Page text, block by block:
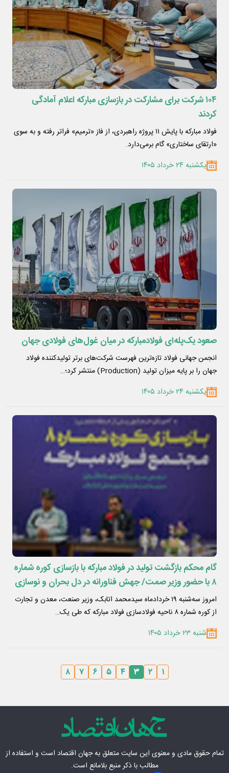
۱۰۴ شرکت برای مشارکت در بازسازی مبارکه اعلام آمادگی
کردند
فولاد مبارکه با پایش ۱۱ پروژه راهبردی، از فاز «ترمیم» فراتر رفته و به سوی
«ارتقای ساختاری» گام برمی‌دارد.
یکشنبه ۲۴ خرداد ۱۴۰۵
صعود یک‌پله‌ای فولادمبارکه در میان غول‌های فولادی جهان
انجمن جهانی فولاد تازه‌ترین فهرست شرکت‌های برتر تولیدکننده فولاد
جهان را بر پایه میزان تولید (Production) منتشر کرد؛…
یکشنبه ۲۴ خرداد ۱۴۰۵
گام محکم بازگشت تولید در فولاد مبارکه با بازسازی کوره شماره
۸ با حضور وزیر صمت/ جهش فناورانه در دل بحران و نوسازی
هم‌زمان با بازسازیامروز سه‌شنبه ۱۹ خردادماه سیدمحمد اتابک، وزیر صنعت، معدن و تجارت
از کوره شماره ۸ ناحیه فولادسازی فولاد مبارکه که طی یک…
شنبه ۲۳ خرداد ۱۴۰۵
۱ ۲ ۳ ۴ ۵ ۶ ۷ ۸
تمام حقوق مادی‌ و معنوی این سایت متعلق بهجهان اقتصاد است و استفاده از
مطالب با ذکر منبع بلامانع است.